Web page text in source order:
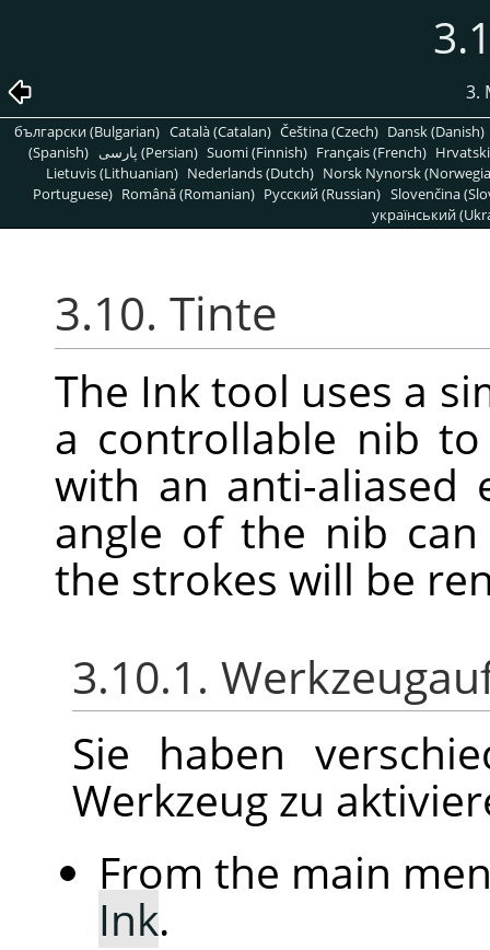
3.
български (Bulgarian) Català (Catalan) Čeština (Czech) Dansk (Danish)
(Spanish)
پارسی (Persian) Suomi (Finnish) Français (French)
Lietuvis (Lithuanian) Nederlands (Dutch) Norsk Nynorsk
Portuguese) Română (Romanian) Pусский (Russian) Slovenčina
український
3.10. Tinte
The Ink tool uses a
a controllable nib
with an anti-aliased
angle of the nib
the strokes will be
3.10.1.
Sie haben
Werkzeug zu
From the main
Ink.